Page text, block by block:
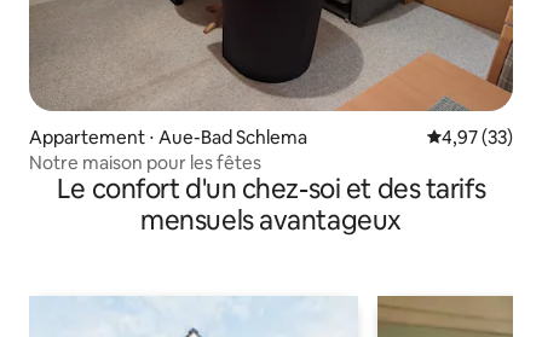
Appartement ⋅ Aue-Bad Schlema Évaluation
4,97 (33)
Notre maison pour les fêtes
Le confort d'un chez-soi et des tarifs
mensuels avantageux